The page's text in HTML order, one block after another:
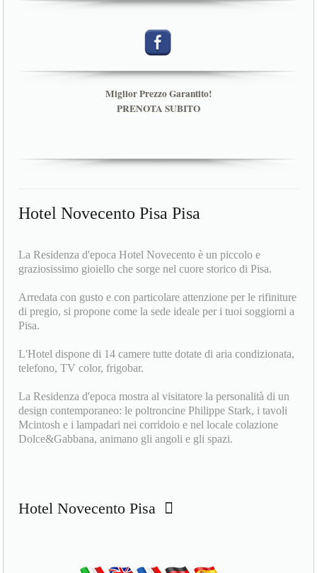
Miglior Prezzo Garantito!
PRENOTA SUBITO
Hotel Novecento Pisa Pisa
La Residenza d'epoca Hotel Novecento è un piccolo e
graziosissimo gioiello che sorge nel cuore storico di Pisa.
Arredata con gusto e con particolare attenzione per le rifiniture
di pregio, si propone come la sede ideale per i tuoi soggiorni a
Pisa.
L'Hotel dispone di 14 camere tutte dotate di aria condizionata,
telefono, TV color, frigobar.
La Residenza d'epoca mostra al visitatore la personalità di un
design contemporaneo: le poltroncine Philippe Stark, i tavoli
Mcintosh e i lampadari nei corridoio e nel locale colazione
Dolce&Gabbana, animano gli angoli e gli spazi.
Hotel Novecento Pisa